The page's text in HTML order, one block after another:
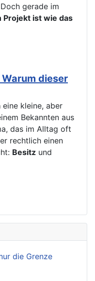
gerade im
Projekt ist wie das
dieser
eine kleine, aber
Bekannten aus
das im Alltag oft
rechtlich einen
Besitz und
die Grenze